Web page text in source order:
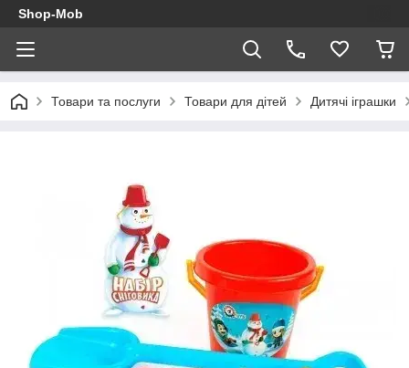
Shop-Mob
Товари та послуги Товари для дітей Дитячі іграшки